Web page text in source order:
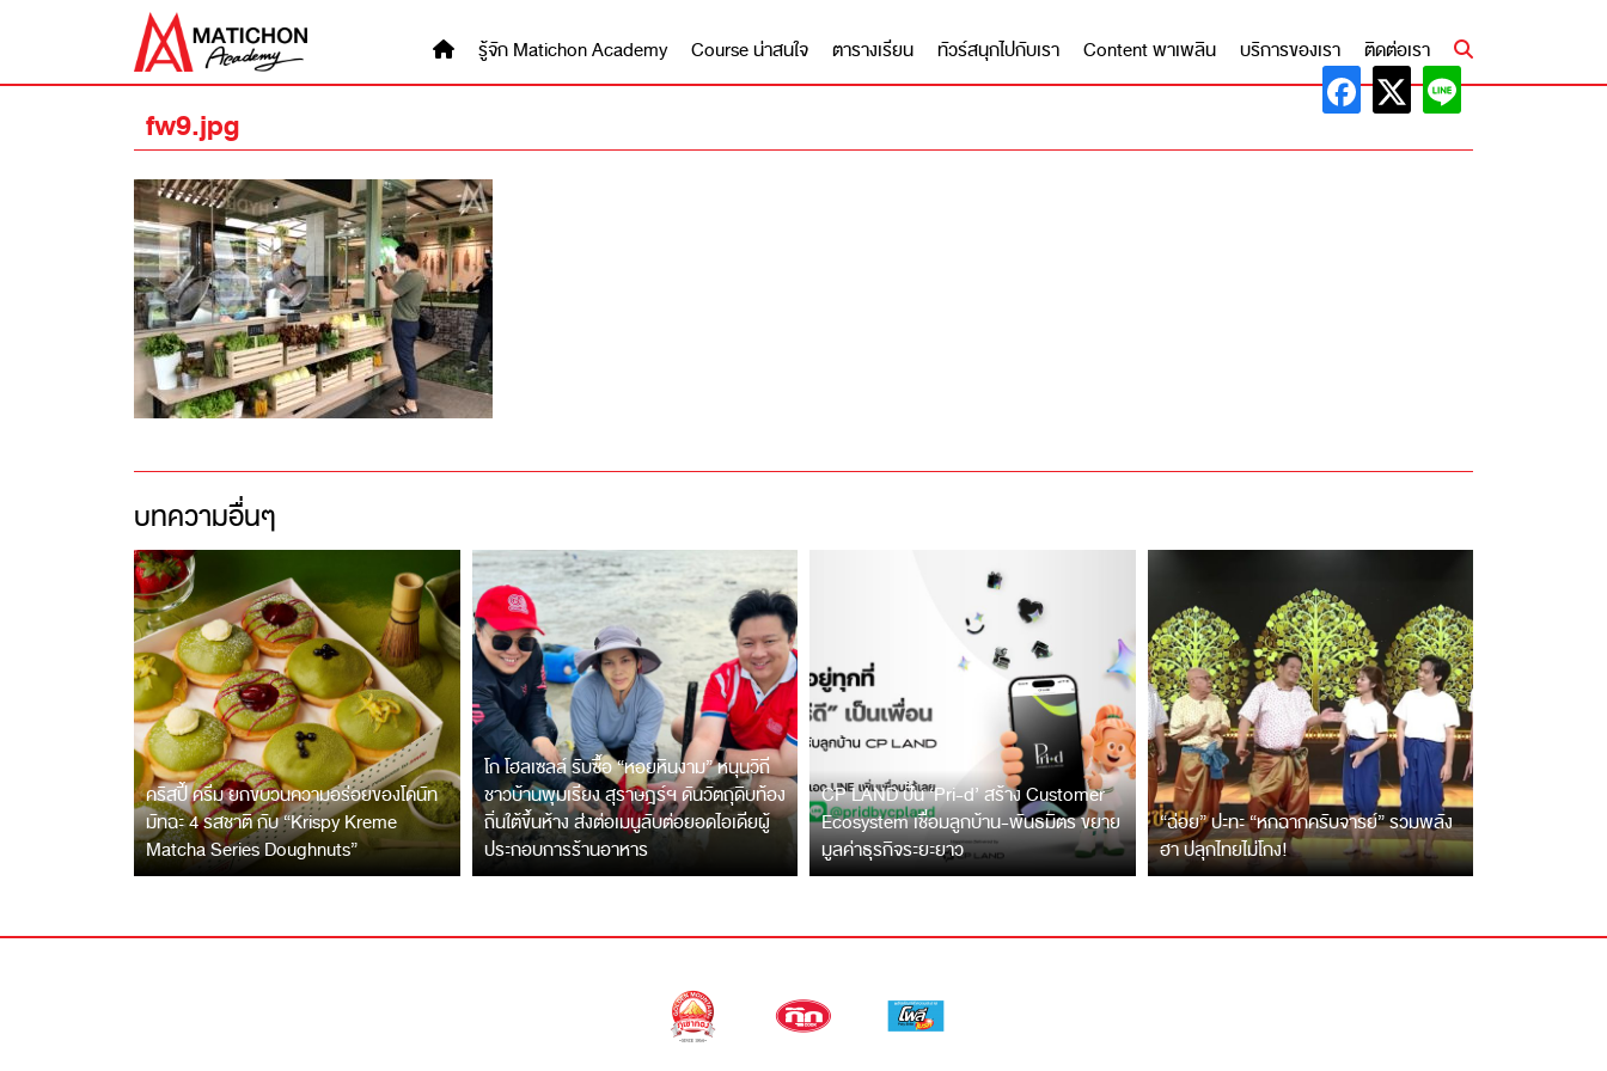
รู้จัก Matichon Academy Course น่าสนใจ ตารางเรียน ทัวร์สนุกไปกับเรา Content พาเพลิน บริการของเรา ติดต่อเรา
fw9.jpg
บทความอื่นๆ
คริสปี้ ครีม ยกขบวนความอร่อยของโดนัท
มัทฉะ 4 รสชาติ กับ “Krispy Kreme
Matcha Series Doughnuts”
โก โฮลเซลล์ รับซื้อ “หอยหินงาม” หนุนวิถี
ชาวบ้านพุมเรียง สุราษฎร์ฯ ดันวัตถุดิบท้อง
ถิ่นใต้ขึ้นห้าง ส่งต่อเมนูลับต่อยอดไอเดียผู้
ประกอบการร้านอาหาร
CP LAND ปั้น ‘Pri-d’ สร้าง Customer
Ecosystem เชื่อมลูกบ้าน-พันธมิตร ขยาย
มูลค่าธุรกิจระยะยาว
“ฉ่อย” ปะทะ “หกฉากครับจารย์” รวมพลัง
ฮา ปลุกไทยไม่โกง!